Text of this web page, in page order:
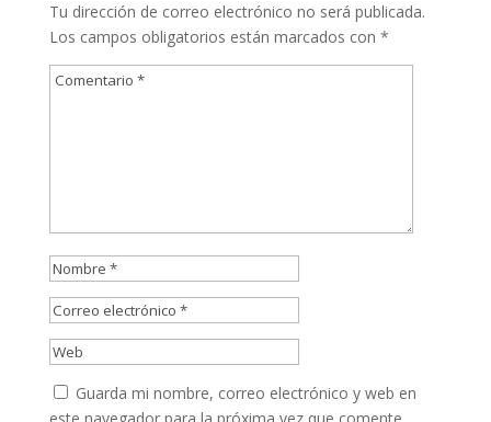
Tu dirección de correo electrónico no será publicada.
Los campos obligatorios están marcados con *
Guarda mi nombre, correo electrónico y web en